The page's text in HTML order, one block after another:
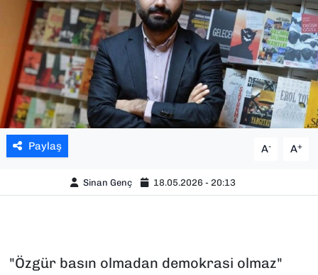
Paylaş A- A+
Sinan Genç 18.05.2026 - 20:13
"Özgür basın olmadan demokrasi olmaz"
TEKNOLOJİ
YAŞAM
YEREL YÖNETİMLER